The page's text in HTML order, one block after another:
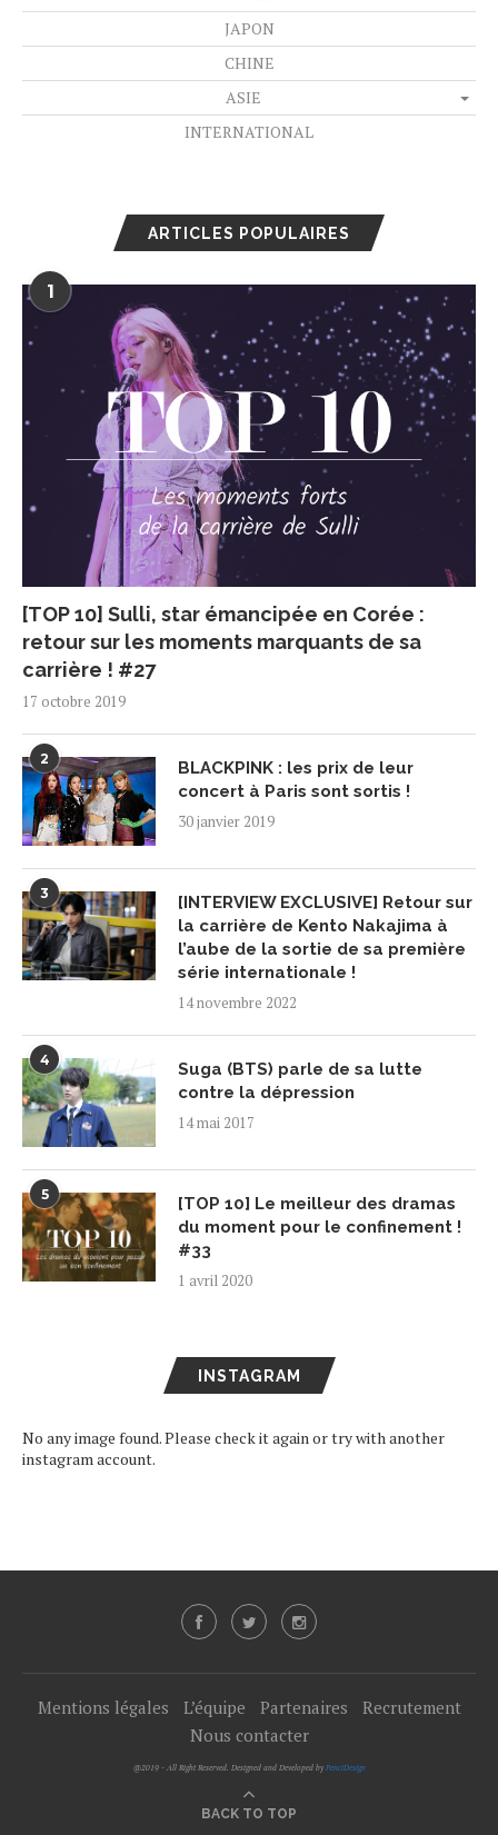
JAPON
CHINE
ASIE
INTERNATIONAL
ARTICLES POPULAIRES
1
[TOP 10] Sulli, star émancipée en Corée :
retour sur les moments marquants de sa
carrière ! #27
17 octobre 2019
2
BLACKPINK : les prix de leur
concert à Paris sont sortis !
30 janvier 2019
3
[INTERVIEW EXCLUSIVE] Retour sur
la carrière de Kento Nakajima à
l’aube de la sortie de sa première
série internationale !
14 novembre 2022
4
Suga (BTS) parle de sa lutte
contre la dépression
14 mai 2017
5
[TOP 10] Le meilleur des dramas
du moment pour le confinement !
#33
1 avril 2020
INSTAGRAM
No any image found. Please check it again or try with another
instagram account.
Mentions légales L’équipe Partenaires
Recrutement
Nous contacter
@2019 - All Right Reserved. Designed and Developed by PenciDesign
BACK TO TOP